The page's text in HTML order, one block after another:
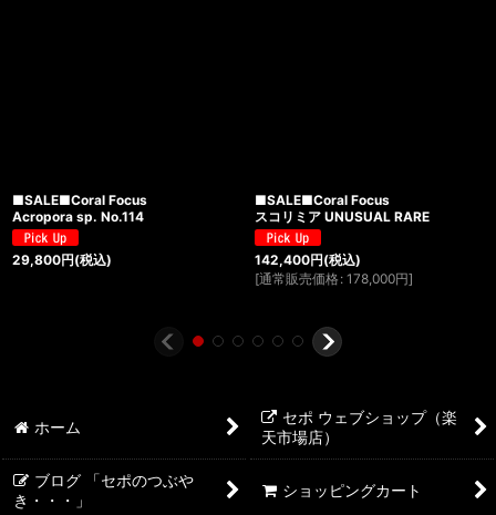
■SALE■Coral Focus
Acropora sp. No.114
29,800円(税込)
■SALE■Coral Focus
スコリミア UNUSUAL RARE
142,400円(税込)
[通常販売価格 : 178,000円]
ホーム
セポ ウェブショップ（楽
天市場店）
ブログ 「セポのつぶや
き・・・」
ショッピングカート